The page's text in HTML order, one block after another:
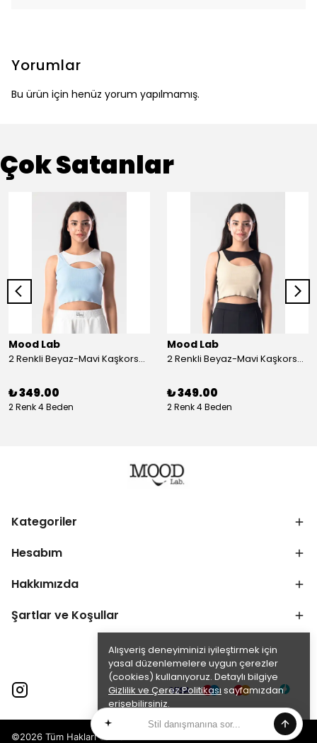
Alışveriş deneyiminizi iyileştirmek için
yasal düzenlemelere uygun çerezler
(cookies) kullanıyoruz. Detaylı bilgiye
Gizlilik ve Çerez Politikası sayfamızdan
erişebilirsiniz.
Anladım
Yorumlar
Bu ürün için henüz yorum yapılmamış.
Çok Satanlar
Mood Lab
2 Renkli Beyaz-Mavi Kaşkorse Asimetrik Crop Atlet Bluz Top - beyaz-mavi
₺ 349.00
2 Renk 4 Beden
Mood Lab
2 Renkli Beyaz-Mavi Kaşkorse Asimetrik Crop Atlet Bluz Top - siyah-bej
₺ 349.00
2 Renk 4 Beden
Kategoriler
Hesabım
Hakkımızda
Şartlar ve Koşullar
©2026 Tüm Hakları Saklıdır